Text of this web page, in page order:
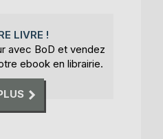
LIVRE !
avec BoD et vendez
ebook en librairie.